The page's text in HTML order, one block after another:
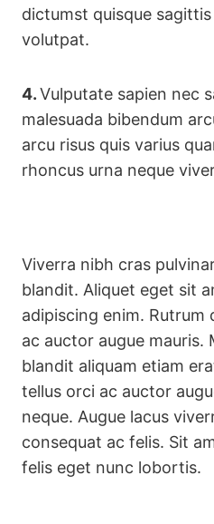
dictumst quisque
volutpat.
4.Vulputate sapien nec
malesuada bibendum
arcu risus quis varius
rhoncus urna neque
Viverra nibh cras
blandit. Aliquet eget sit
adipiscing enim. Rutrum
ac auctor augue mauris.
blandit aliquam etiam
tellus orci ac auctor
neque. Augue lacus
consequat ac felis. Sit
felis eget nunc lobortis.